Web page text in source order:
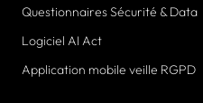
Questionnaires Sécurité & Data
Logiciel AI Act
Application mobile veille RGPD